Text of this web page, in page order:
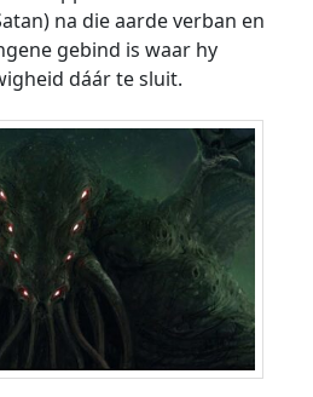
na die aarde verban en
gebind is waar hy
dáár te sluit.